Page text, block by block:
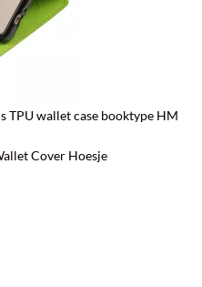
TPU wallet case booktype HM
Cover Hoesje